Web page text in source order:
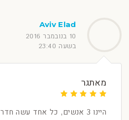
Aviv Elad
10 בנובמבר 2016
בשעה 23:40
מאתגר
היינו 3 אנשים, כל אחד עשה